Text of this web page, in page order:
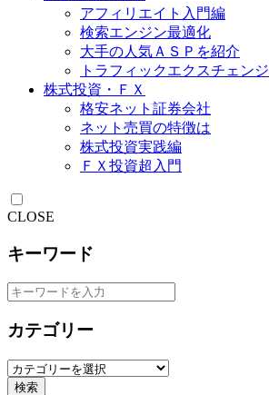
アフィリエイト入門編
検索エンジン最適化
大手の人気ＡＳＰを紹介
トラフィックエクスチェンジ
株式投資・ＦＸ
格安ネット証券会社
ネット売買の特徴は
株式投資実践編
ＦＸ投資超入門
CLOSE
キーワード
カテゴリー
検索